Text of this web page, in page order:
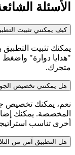
الأسئلة
كيف يمكنني تثبيت
يمكنك تثبيت
"هدايا دوارة" واضغط
متجرك.
هل يمكنني تخصيص
نعم، يمكنك تخصيص
المخصصة. يمكنك
أخرى تناسب
هل التطبيق آمن من